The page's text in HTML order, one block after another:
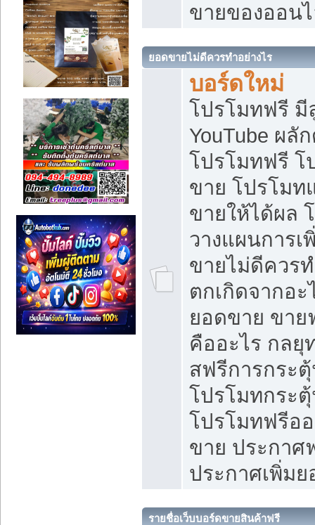
ขายของออน
ยอดขายไม่ดีควรทำอย่างไร
บอร์ดใหม่
โปรโมทฟรี มี
YouTube ผลั
โปรโมทฟรี โ
ขาย โปรโมท
ขายให้ได้ผล
วางแผนการ
ขายไม่ดีควร
ตกเกิดจากอะ
ยอดขาย ขาย
คืออะไร กลยุ
สฟรีการกระ
โปรโมทกระ
โปรโมทฟรีอ
ขาย ประกาศ
ประกาศเพิ่ม
รายชื่อเว็บบอร์ดขายสินค้าฟรี